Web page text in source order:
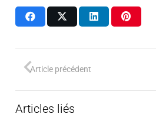
Article précédent
Articles liés